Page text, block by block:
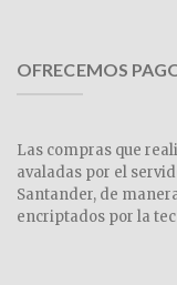
OFRECEMOS
Las compras que
avaladas por el
Santander, de
encriptados por la